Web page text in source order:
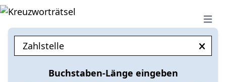
Open
Buchstaben-Länge eingeben